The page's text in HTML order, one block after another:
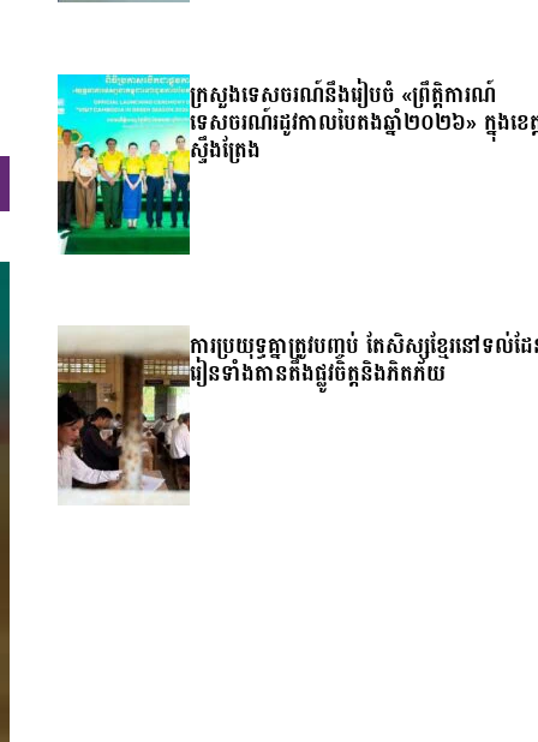
ក្រសួងទេសចរណ៍នឹងរៀបចំ «ព្រឹត្តិការណ៍
ទេសចរណ៍រដូវកាលបៃតងឆ្នាំ២០២៦» ក្នុងខេ
ស្ទឹងត្រែង
ការប្រយុទ្ធគ្នាត្រូវបញ្ចប់ តែសិស្សខ្មែរនៅទល់ដ
រៀនទាំងតានតឹងផ្លូវចិត្តនិងភិតភ័យ